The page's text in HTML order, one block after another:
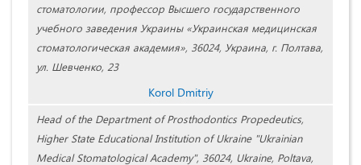
стоматологии, профессор Высшего государственного
учебного заведения Украины «Украинская медицинская
стоматологическая академия», 36024, Украина, г. Полтава,
ул. Шевченко, 23
Korol Dmitriy
Head of the Department of Prosthodontics Propedeutics,
Higher State Educational Institution of Ukraine "Ukrainian
Medical Stomatological Academy", 36024, Ukraine, Poltava,